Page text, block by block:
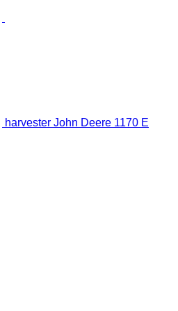
harvester John Deere 1170 E